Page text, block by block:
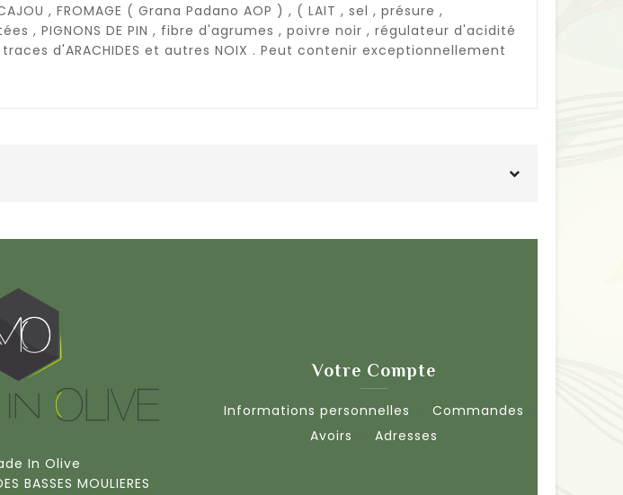
, FROMAGE ( Grana Padano AOP ) , ( LAIT , sel , présure ,
, PIGNONS DE PIN , fibre d'agrumes , poivre noir , régulateur d'acidité
d'ARACHIDES et autres NOIX . Peut contenir exceptionnellement
In Olive
BASSES MOULIERES
Votre Compte
Informations personnelles
Commandes
Avoirs
Adresses